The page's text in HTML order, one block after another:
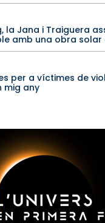
la Jana i Traiguera
amb una obra solar
per a víctimes de
mig any